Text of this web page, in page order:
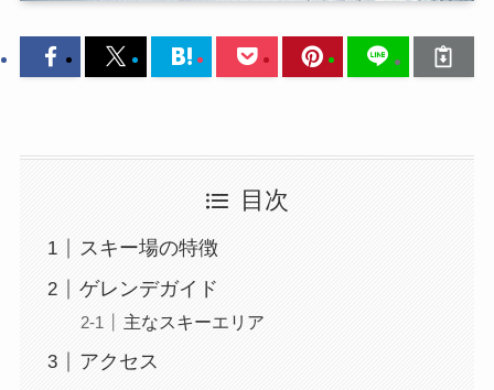
目次
スキー場の特徴
ゲレンデガイド
主なスキーエリア
アクセス